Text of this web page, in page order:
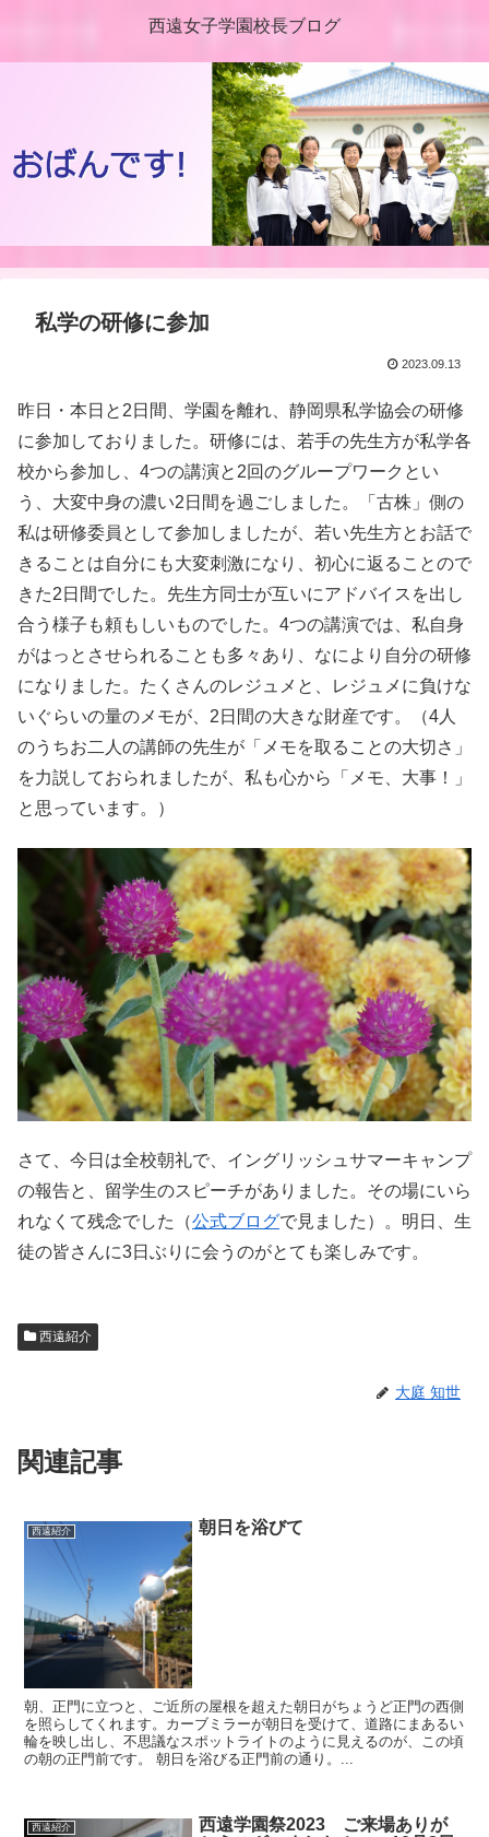
西遠女子学園校長ブログ
私学の研修に参加
2023.09.13
昨日・本日と2日間、学園を離れ、静岡県私学協会の研修
に参加しておりました。研修には、若手の先生方が私学各
校から参加し、4つの講演と2回のグループワークとい
う、大変中身の濃い2日間を過ごしました。「古株」側の
私は研修委員として参加しましたが、若い先生方とお話で
きることは自分にも大変刺激になり、初心に返ることので
きた2日間でした。先生方同士が互いにアドバイスを出し
合う様子も頼もしいものでした。4つの講演では、私自身
がはっとさせられることも多々あり、なにより自分の研修
になりました。たくさんのレジュメと、レジュメに負けな
いぐらいの量のメモが、2日間の大きな財産です。（4人
のうちお二人の講師の先生が「メモを取ることの大切さ」
を力説しておられましたが、私も心から「メモ、大事！」
と思っています。）
さて、今日は全校朝礼で、イングリッシュサマーキャンプ
の報告と、留学生のスピーチがありました。その場にいら
れなくて残念でした（公式ブログで見ました）。明日、生
徒の皆さんに3日ぶりに会うのがとても楽しみです。
西遠紹介
大庭 知世
関連記事
西遠紹介 朝日を浴びて
朝、正門に立つと、ご近所の屋根を超えた朝日がちょうど正門の西側
を照らしてくれます。カーブミラーが朝日を受けて、道路にまあるい
輪を映し出し、不思議なスポットライトのように見えるのが、この頃
の朝の正門前です。 朝日を浴びる正門前の通り。...
西遠紹介
西遠学園祭2023 ご来場ありが